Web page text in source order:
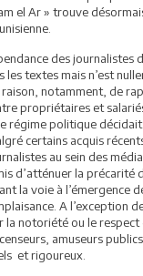
el Ar » trouve
des journalistes
textes mais n’est
raison, notamment, de
propriétaires et
régime politique décidait
certains acquis
au sein des
d’atténuer la précarité
la voie à l’émergence
A l’exception
notoriété ou le respect
amuseurs
et rigoureux.